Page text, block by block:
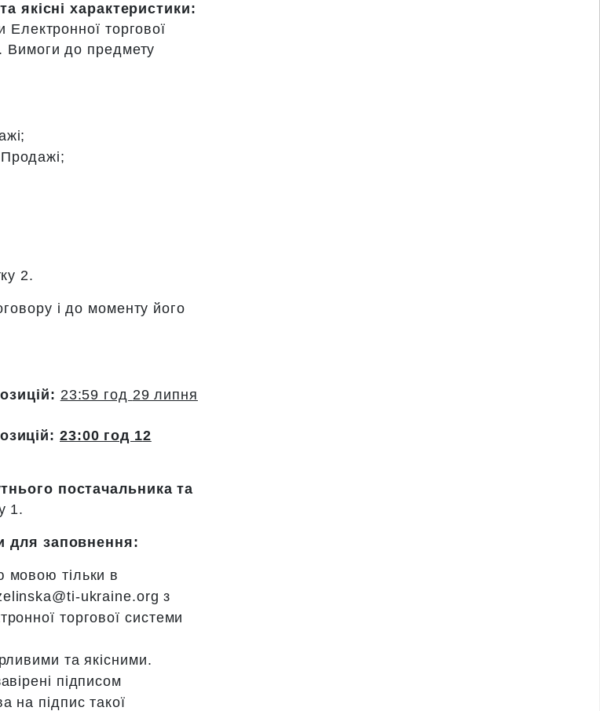
якісні характеристики:
Електронної торгової
до предмету
2.
і до моменту його
23:59 год 29 липня
23:00 год 12
постачальника та
1.
для заповнення:
мовою тільки в
ukraine.org з
торгової системи
та якісними.
підписом
на підпис такої